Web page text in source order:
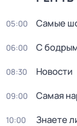
05:00 Самые
06:00 С
08:30 Новости
09:00 Самая
10:00 Знаете